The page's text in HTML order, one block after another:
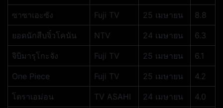
ซาซาเอะซัง Fuji TV 25 เมษายน 8.8
ยอดนักสืบจิ๋วโคนัน NTV 24 เมษายน 6.3
จิบิมารุโกะจัง Fuji TV 25 เมษายน 6.1
One Piece Fuji TV 25 เมษายน 4.2
โดราเอม่อน TV ASAHI 24 เมษายน 4.0